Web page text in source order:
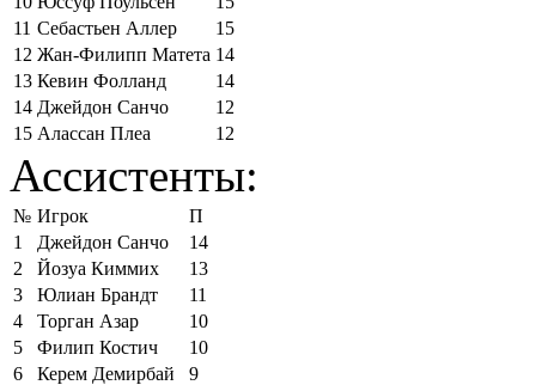
11 Себастьен Аллер
15
12 Жан-Филипп Матета 14
13 Кевин Фолланд
14
14 Джейдон Санчо
12
15 Алассан Плеа 12
Ассистенты:
№ Игрок
П
1
Джейдон Санчо
14
2
Йозуа Киммих
13
3
Юлиан Брандт
11
4
Торган Азар
10
5
Филип Костич
10
6
Керем Демирбай
9